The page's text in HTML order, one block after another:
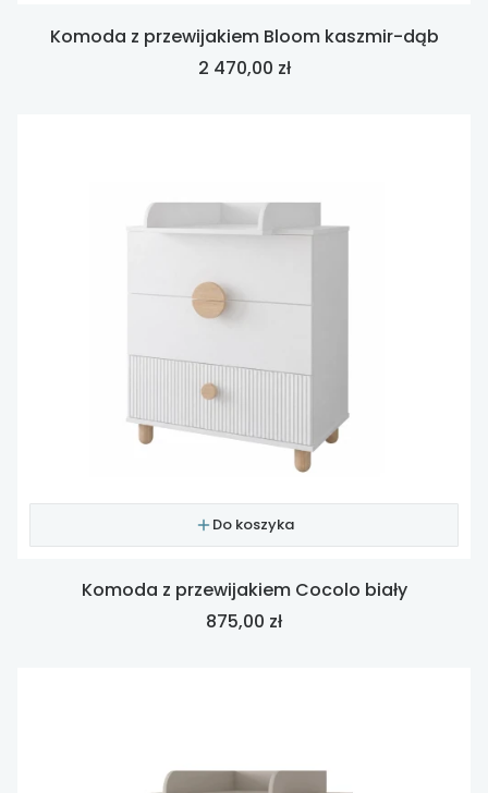
Komoda z przewijakiem Bloom kaszmir-dąb
Cena
2 470,00 zł
Do koszyka
Komoda z przewijakiem Cocolo biały
Cena
875,00 zł